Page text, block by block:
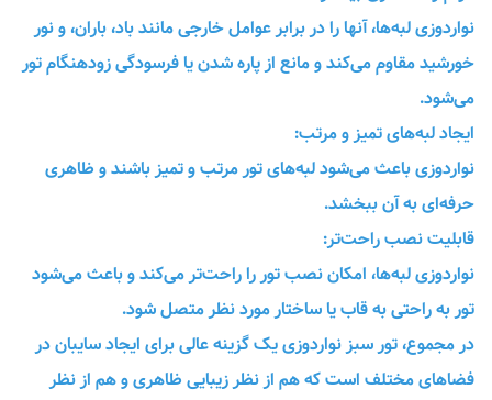
نواردوزی لبه‌ها، آنها را در برابر عوامل خارجی مانند باد، باران، و نور
خورشید مقاوم می‌کند و مانع از پاره شدن یا فرسودگی زودهنگام تور
می‌شود.
ایجاد لبه‌های تمیز و مرتب:
نواردوزی باعث می‌شود لبه‌های تور مرتب و تمیز باشند و ظاهری
حرفه‌ای به آن ببخشد.
قابلیت نصب راحت‌تر:
نواردوزی لبه‌ها، امکان نصب تور را راحت‌تر می‌کند و باعث می‌شود
تور به راحتی به قاب یا ساختار مورد نظر متصل شود.
در مجموع، تور سبز نواردوزی یک گزینه عالی برای ایجاد سایبان در
فضاهای مختلف است که هم از نظر زیبایی ظاهری و هم از نظر